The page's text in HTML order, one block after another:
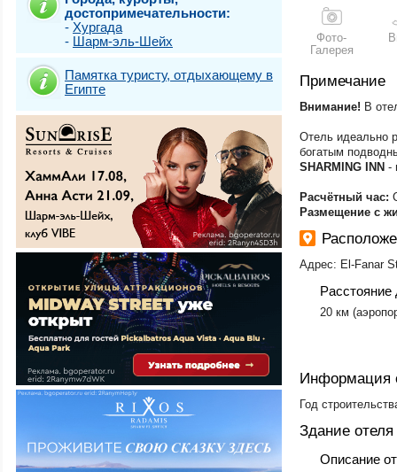
достопримечательности:
- Хургада
- Шарм-эль-Шейх
Памятка туристу, отдыхающему в
Египте
Фото-
Галерея
Примечание
Внимание! В
Отель идеально
богатым
SHARMING INN -
Расчётный час:
Размещение с
Адрес: El-Fanar
Расстояние
​20 км
Информация
Год
Здание отеля
Описание